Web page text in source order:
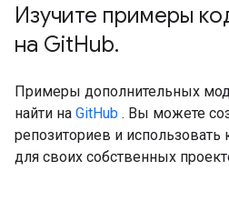
Изучите примеры
на GitHub.
Примеры дополнительных
найти на GitHub . Вы можете
репозиториев и использовать
для своих собственных